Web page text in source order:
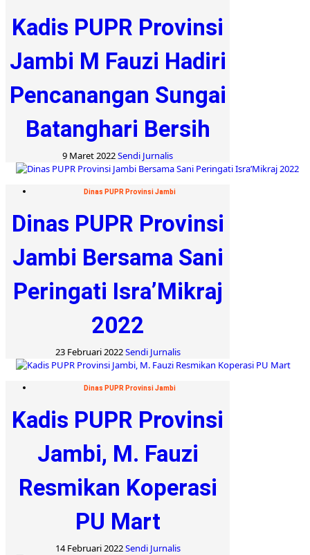
Kadis PUPR Provinsi
Jambi M Fauzi Hadiri
Pencanangan Sungai
Batanghari Bersih
9 Maret 2022Sendi Jurnalis
Dinas PUPR Provinsi Jambi
Dinas PUPR Provinsi
Jambi Bersama Sani
Peringati Isra’Mikraj
2022
23 Februari 2022Sendi Jurnalis
Dinas PUPR Provinsi Jambi
Kadis PUPR Provinsi
Jambi, M. Fauzi
Resmikan Koperasi
PU Mart
14 Februari 2022Sendi Jurnalis